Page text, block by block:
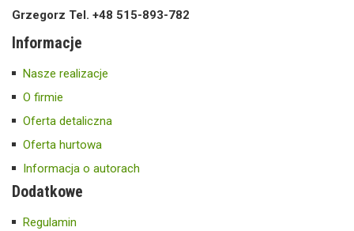
Grzegorz Tel. +48 515-893-782
Informacje
Nasze realizacje
O firmie
Oferta detaliczna
Oferta hurtowa
Informacja o autorach
Dodatkowe
Regulamin